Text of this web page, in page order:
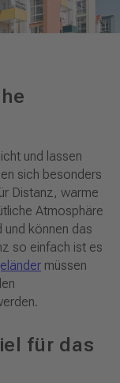
und lassen
sich besonders
Distanz, warme
Atmosphäre
und können das
so einfach ist es
müssen
für das